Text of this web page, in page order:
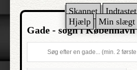
Skannet Indtastet
Hjælp
Min slægt
Gade - sogn i København